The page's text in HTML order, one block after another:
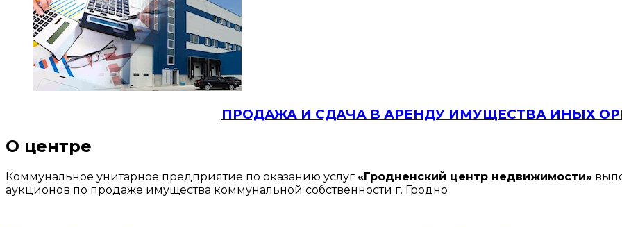
ПРОДАЖА И СДАЧА В АРЕНДУ ИМУЩЕСТВА ИНЫХ
О центре
Коммунальное унитарное предприятие по оказанию услуг «Гродненский центр недвижимости»
аукционов по продаже имущества коммунальной собственности г. Гродно